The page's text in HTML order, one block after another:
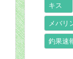
キス
メバリ
釣果速